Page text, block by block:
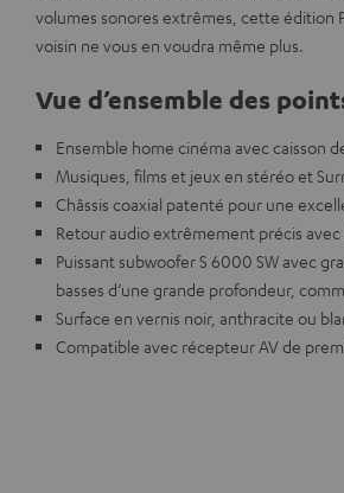
volumes sonores extrêmes, cette édition
voisin ne vous en voudra même plus.
Vue d’ensemble des
Ensemble home cinéma avec caisson
Musiques, films et jeux en stéréo et
Châssis coaxial patenté pour une
Retour audio extrêmement précis
Puissant subwoofer S 6000 SW avec
basses d’une grande profondeur,
Surface en vernis noir, anthracite ou
Compatible avec récepteur AV de